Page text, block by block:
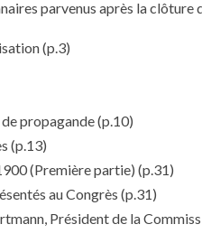
parvenus après la clôture
(p.3)
propagande(p.10)
(p.13)
(Première partie) (p.31)
au Congrès (p.31)
Président de la